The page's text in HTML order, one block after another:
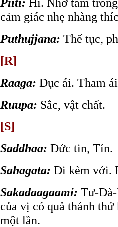
cảm giác nhẹ nhàng
Puthujjana: Thế tục,
[R]
Raaga: Dục ái. Tham
Ruupa: Sắc, vật chất.
[S]
Saddhaa: Ðức tin, Tín.
Sahagata: Ði kèm với.
Sakadaagaami: Tư-Ðà-
của vị có quả thánh
một lần.